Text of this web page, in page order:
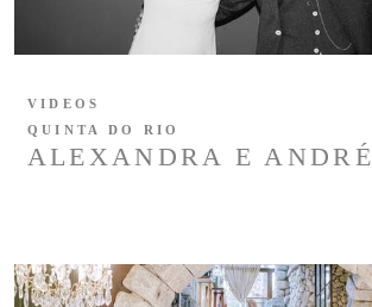
ALEXANDRA E ANDRÉ
VIDEOS
QUINTA DO RIO